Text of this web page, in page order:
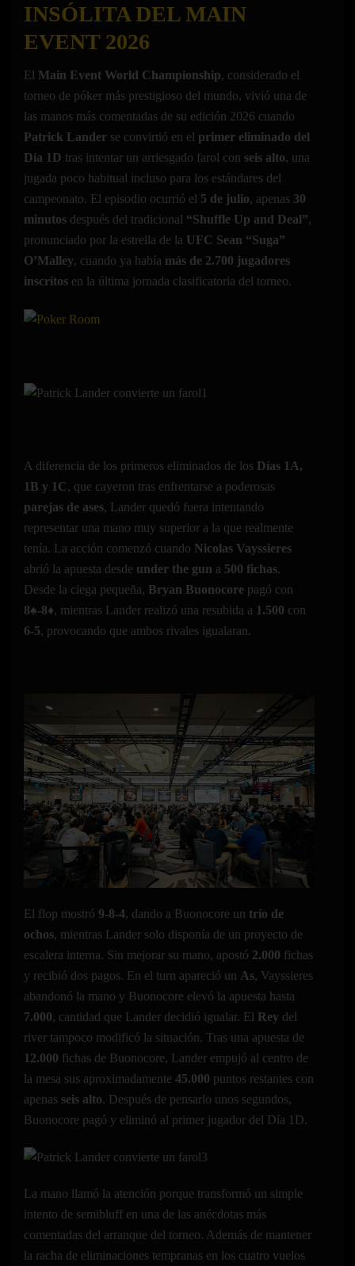
INSÓLITA DEL MAIN
EVENT 2026
El Main Event World Championship, considerado el
torneo de póker más prestigioso del mundo, vivió una de
las manos más comentadas de su edición 2026 cuando
Patrick Lander se convirtió en el primer eliminado del
Día 1D tras intentar un arriesgado farol con seis alto, una
jugada poco habitual incluso para los estándares del
campeonato. El episodio ocurrió el 5 de julio, apenas 30
minutos después del tradicional “Shuffle Up and Deal”,
pronunciado por la estrella de la UFC Sean “Suga”
O’Malley, cuando ya había más de 2.700 jugadores
inscritos en la última jornada clasificatoria del torneo.
A diferencia de los primeros eliminados de los Días 1A,
1B y 1C, que cayeron tras enfrentarse a poderosas
parejas de ases, Lander quedó fuera intentando
representar una mano muy superior a la que realmente
tenía. La acción comenzó cuando Nicolas Vayssieres
abrió la apuesta desde under the gun a 500 fichas.
Desde la ciega pequeña, Bryan Buonocore pagó con
8♠-8♦, mientras Lander realizó una resubida a 1.500 con
6-5, provocando que ambos rivales igualaran.
El flop mostró 9-8-4, dando a Buonocore un trío de
ochos, mientras Lander solo disponía de un proyecto de
escalera interna. Sin mejorar su mano, apostó 2.000 fichas
y recibió dos pagos. En el turn apareció un As, Vayssieres
abandonó la mano y Buonocore elevó la apuesta hasta
7.000, cantidad que Lander decidió igualar. El Rey del
river tampoco modificó la situación. Tras una apuesta de
12.000 fichas de Buonocore, Lander empujó al centro de
la mesa sus aproximadamente 45.000 puntos restantes con
apenas seis alto. Después de pensarlo unos segundos,
Buonocore pagó y eliminó al primer jugador del Día 1D.
La mano llamó la atención porque transformó un simple
intento de semibluff en una de las anécdotas más
comentadas del arranque del torneo. Además de mantener
la racha de eliminaciones tempranas en los cuatro vuelos